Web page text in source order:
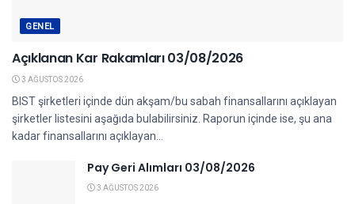
GENEL
Açıklanan Kar Rakamları 03/08/2026
3 AĞUSTOS 2026
BIST şirketleri içinde dün akşam/bu sabah finansallarını açıklayan
şirketler listesini aşağıda bulabilirsiniz. Raporun içinde ise, şu ana
kadar finansallarını açıklayan...
Pay Geri Alımları 03/08/2026
3 AĞUSTOS 2026